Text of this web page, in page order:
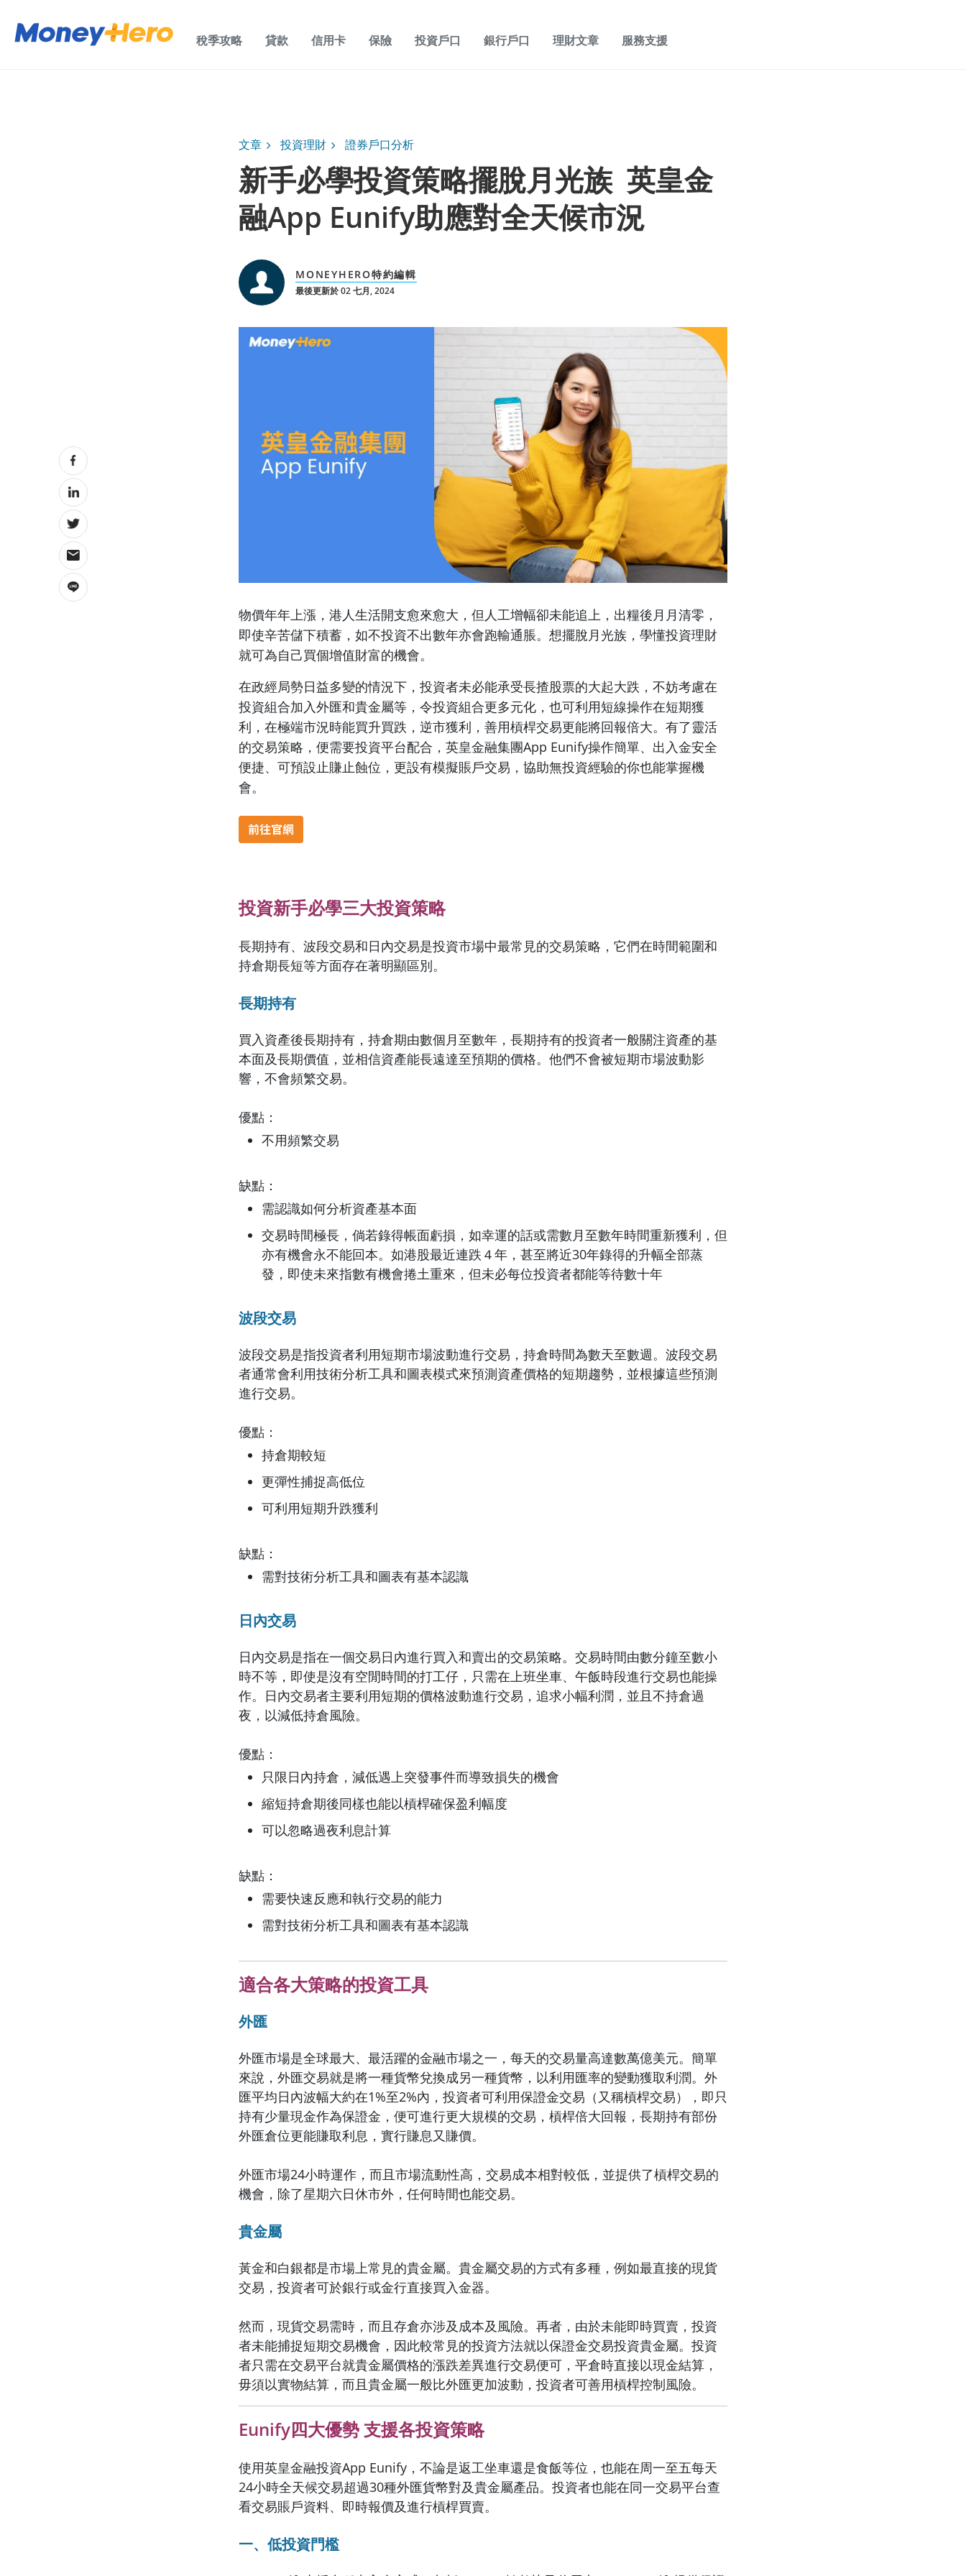
稅季攻略 貸款 信用卡 保險 投資戶口 銀行戶口 理財文章 服務支援
文章 投資理財 證券戶口分析
新手必學投資策略擺脫月光族 英皇金
融App Eunify助應對全天候市況
MONEYHERO特約編輯
最後更新於 02 七月, 2024
物價年年上漲，港人生活開支愈來愈大，但人工增幅卻未能追上，出糧後月月清零，
即使辛苦儲下積蓄，如不投資不出數年亦會跑輸通脹。想擺脫月光族，學懂投資理財
就可為自己買個增值財富的機會。
在政經局勢日益多變的情況下，投資者未必能承受長揸股票的大起大跌，不妨考慮在
投資組合加入外匯和貴金屬等，令投資組合更多元化，也可利用短線操作在短期獲
利，在極端市況時能買升買跌，逆市獲利，善用槓桿交易更能將回報倍大。有了靈活
的交易策略，便需要投資平台配合，英皇金融集團App Eunify操作簡單、出入金安全
便捷、可預設止賺止蝕位，更設有模擬賬戶交易，協助無投資經驗的你也能掌握機
會。
投資新手必學三大投資策略
長期持有、波段交易和日內交易是投資市場中最常見的交易策略，它們在時間範圍和
持倉期長短等方面存在著明顯區別。
長期持有
買入資產後長期持有，持倉期由數個月至數年，長期持有的投資者一般關注資產的基
本面及長期價值，並相信資產能長遠達至預期的價格。他們不會被短期市場波動影
響，不會頻繁交易。
優點：
不用頻繁交易
缺點：
需認識如何分析資產基本面
交易時間極長，倘若錄得帳面虧損，如幸運的話或需數月至數年時間重新獲利，但
亦有機會永不能回本。如港股最近連跌４年，甚至將近30年錄得的升幅全部蒸
發，即使未來指數有機會捲土重來，但未必每位投資者都能等待數十年
波段交易
波段交易是指投資者利用短期市場波動進行交易，持倉時間為數天至數週。波段交易
者通常會利用技術分析工具和圖表模式來預測資產價格的短期趨勢，並根據這些預測
進行交易。
優點：
持倉期較短
更彈性捕捉高低位
可利用短期升跌獲利
缺點：
需對技術分析工具和圖表有基本認識
日內交易
日內交易是指在一個交易日內進行買入和賣出的交易策略。交易時間由數分鐘至數小
時不等，即使是沒有空閒時間的打工仔，只需在上班坐車、午飯時段進行交易也能操
作。日內交易者主要利用短期的價格波動進行交易，追求小幅利潤，並且不持倉過
夜，以減低持倉風險。
優點：
只限日內持倉，減低遇上突發事件而導致損失的機會
縮短持倉期後同樣也能以槓桿確保盈利幅度
可以忽略過夜利息計算
缺點：
需要快速反應和執行交易的能力
需對技術分析工具和圖表有基本認識
適合各大策略的投資工具
外匯
外匯市場是全球最大、最活躍的金融市場之一，每天的交易量高達數萬億美元。簡單
來說，外匯交易就是將一種貨幣兌換成另一種貨幣，以利用匯率的變動獲取利潤。外
匯平均日內波幅大約在1%至2%內，投資者可利用保證金交易（又稱槓桿交易），即只
持有少量現金作為保證金，便可進行更大規模的交易，槓桿倍大回報，長期持有部份
外匯倉位更能賺取利息，實行賺息又賺價。
外匯市場24小時運作，而且市場流動性高，交易成本相對較低，並提供了槓桿交易的
機會，除了星期六日休市外，任何時間也能交易。
貴金屬
黃金和白銀都是市場上常見的貴金屬。貴金屬交易的方式有多種，例如最直接的現貨
交易，投資者可於銀行或金行直接買入金器。
然而，現貨交易需時，而且存倉亦涉及成本及風險。再者，由於未能即時買賣，投資
者未能捕捉短期交易機會，因此較常見的投資方法就以保證金交易投資貴金屬。投資
者只需在交易平台就貴金屬價格的漲跌差異進行交易便可，平倉時直接以現金結算，
毋須以實物結算，而且貴金屬一般比外匯更加波動，投資者可善用槓桿控制風險。
Eunify四大優勢 支援各投資策略
使用英皇金融投資App Eunify，不論是返工坐車還是食飯等位，也能在周一至五每天
24小時全天候交易超過30種外匯貨幣對及貴金屬產品。投資者也能在同一交易平台查
看交易賬戶資料、即時報價及進行槓桿買賣。
一、低投資門檻